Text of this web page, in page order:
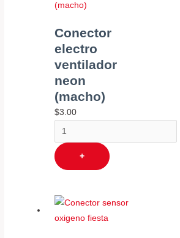
Conector
electro
ventilador
neon
(macho)
$3.00
+